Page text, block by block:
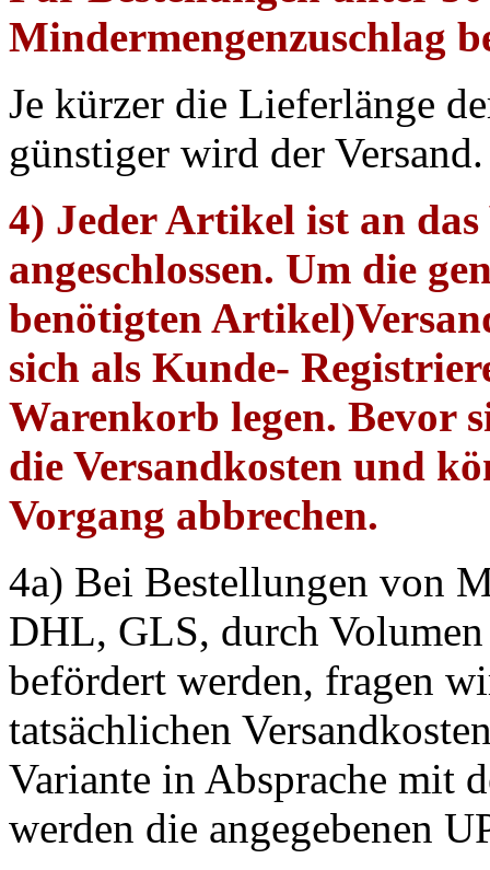
Mindermengenzuschlag
Je kürzer die Lieferlänge
günstiger wird der Versand.
4) Jeder Artikel ist an das
angeschlossen. Um die
benötigten
sich als Kunde-
Warenkorb legen. Bevor
die Versandkosten und
Vorgang abbrechen.
4a) Bei Bestellungen von
DHL, GLS, durch
befördert werden, fragen
tatsächlichen
Variante in Absprache mit
werden die angegebenen